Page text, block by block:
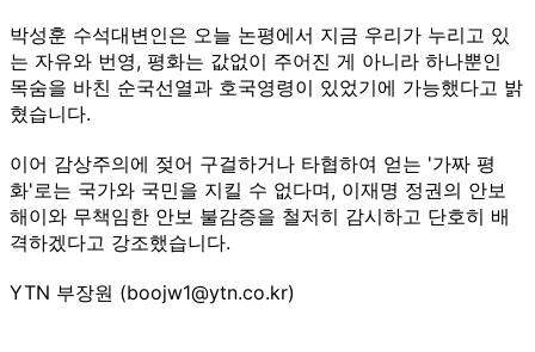
박성훈 수석대변인은 오늘 논평에서 지금 우리가 누리고 있
는 자유와 번영, 평화는 값없이 주어진 게 아니라 하나뿐인
목숨을 바친 순국선열과 호국영령이 있었기에 가능했다고 밝
혔습니다.
이어 감상주의에 젖어 구걸하거나 타협하여 얻는 '가짜 평
화'로는 국가와 국민을 지킬 수 없다며, 이재명 정권의 안보
해이와 무책임한 안보 불감증을 철저히 감시하고 단호히 배
격하겠다고 강조했습니다.
YTN 부장원 (boojw1@ytn.co.kr)